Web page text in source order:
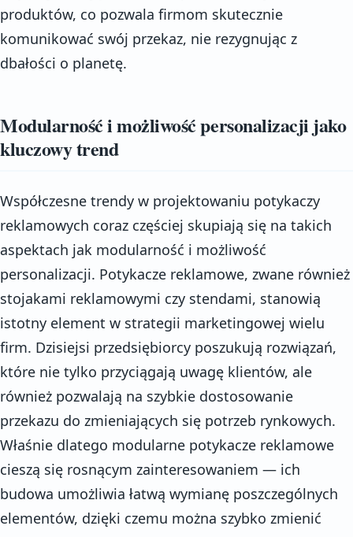
produktów, co pozwala firmom skutecznie
komunikować swój przekaz, nie rezygnując z
dbałości o planetę.
Modularność i możliwość personalizacji jako
kluczowy trend
Współczesne trendy w projektowaniu potykaczy
reklamowych coraz częściej skupiają się na takich
aspektach jak modularność i możliwość
personalizacji. Potykacze reklamowe, zwane również
stojakami reklamowymi czy stendami, stanowią
istotny element w strategii marketingowej wielu
firm. Dzisiejsi przedsiębiorcy poszukują rozwiązań,
które nie tylko przyciągają uwagę klientów, ale
również pozwalają na szybkie dostosowanie
przekazu do zmieniających się potrzeb rynkowych.
Właśnie dlatego modularne potykacze reklamowe
cieszą się rosnącym zainteresowaniem — ich
budowa umożliwia łatwą wymianę poszczególnych
elementów, dzięki czemu można szybko zmienić